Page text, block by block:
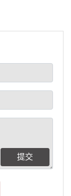
提交